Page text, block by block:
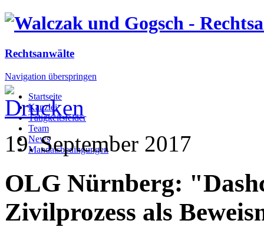
Rechtsanwälte
Navigation überspringen
Startseite
Kanzlei
Tätigkeitsfelder
Team
News
Mandatsbedingungen
19. September 2017
OLG Nürnberg:
Zivilprozess als